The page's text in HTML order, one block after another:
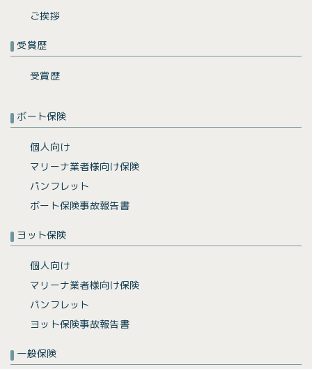
ご挨拶
受賞歴
受賞歴
ボート保険
個人向け
マリーナ業者様向け保険
パンフレット
ボート保険事故報告書
ヨット保険
個人向け
マリーナ業者様向け保険
パンフレット
ヨット保険事故報告書
一般保険